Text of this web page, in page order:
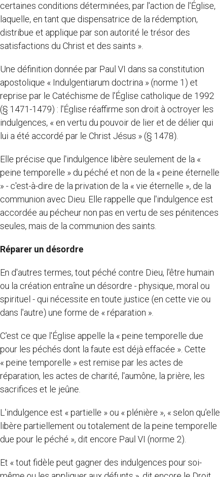
certaines conditions déterminées, par l'action de l'Église,
laquelle, en tant que dispensatrice de la rédemption,
distribue et applique par son autorité le trésor des
satisfactions du Christ et des saints ».
Une définition donnée par Paul VI dans sa constitution
apostolique « Indulgentiarum doctrina » (norme 1) et
reprise par le Catéchisme de l'Église catholique de 1992
(§ 1471-1479) : l'Église réaffirme son droit à octroyer les
indulgences, « en vertu du pouvoir de lier et de délier qui
lui a été accordé par le Christ Jésus » (§ 1478).
Elle précise que l'indulgence libère seulement de la «
peine temporelle » du péché et non de la « peine éternelle
» - c'est-à-dire de la privation de la « vie éternelle », de la
communion avec Dieu. Elle rappelle que l'indulgence est
accordée au pécheur non pas en vertu de ses pénitences
seules, mais de la communion des saints.
Réparer un désordre
En d'autres termes, tout péché contre Dieu, l'être humain
ou la création entraîne un désordre - physique, moral ou
spirituel - qui nécessite en toute justice (en cette vie ou
dans l'autre) une forme de « réparation ».
C'est ce que l'Église appelle la « peine temporelle due
pour les péchés dont la faute est déjà effacée ». Cette
« peine temporelle » est remise par les actes de
réparation, les actes de charité, l'aumône, la prière, les
sacrifices et le jeûne.
L'indulgence est « partielle » ou « plénière », « selon qu'elle
libère partiellement ou totalement de la peine temporelle
due pour le péché », dit encore Paul VI (norme 2).
Et « tout fidèle peut gagner des indulgences pour soi-